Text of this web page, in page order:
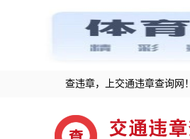
查违章，上交通违章查询网！